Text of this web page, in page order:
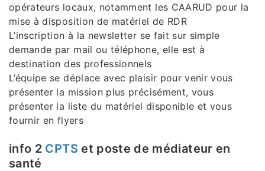
opérateurs locaux, notamment les CAARUD pour la
mise à disposition de matériel de RDR
L’inscription à la newsletter se fait sur simple
demande par mail ou téléphone, elle est à
destination des professionnels
L’équipe se déplace avec plaisir pour venir vous
présenter la mission plus précisément, vous
présenter la liste du matériel disponible et vous
fournir en flyers
info 2 CPTS et poste de médiateur en
santé